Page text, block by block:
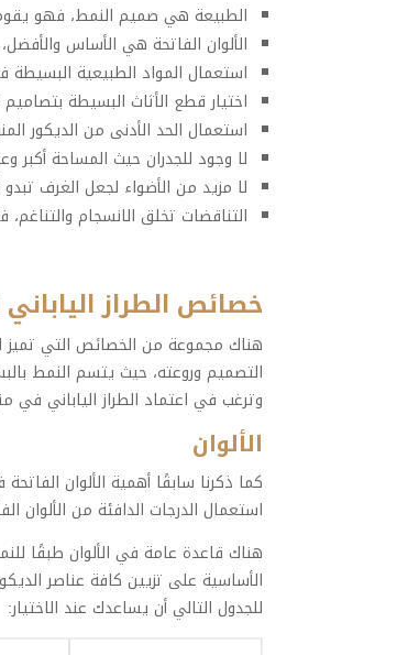
الطبيعة هي صميم النمط، فهو يقوم
الألوان الفاتحة هي الأساس
استعمال المواد الطبيعية البسيطة
اختيار قطع الأثاث البسيطة
استعمال الحد الأدنى من الديكور
لا وجود للجدران حيث المساحة أكبر
لا مزيد من الأضواء لجعل الغرف
التناقضات تخلق الانسجام
خصائص الطراز
هناك مجموعة من الخصائص التي تميز
التصميم وروعته، حيث يتسم النمط
وترغب في اعتماد الطراز الياباني
الألوان
كما ذكرنا سابقًا أهمية الألوان الفاتحة
استعمال الدرجات الدافئة من الألوان
هناك قاعدة عامة في الألوان طبقًا
الأساسية على تزيين كافة عناصر
للجدول التالي أن يساعدك عند الاختيار: